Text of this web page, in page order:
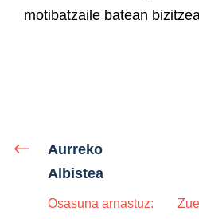
motibatzaile batean
Aurreko
Albistea
Osasuna arnastuz: